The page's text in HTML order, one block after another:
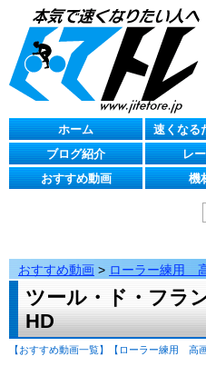
ホーム
速くなる
ブログ紹介
レ
おすすめ動画
機
おすすめ動画 > ローラー練用
ツール・ド・フラ
HD
【おすすめ動画一覧】 【ローラー練用 高